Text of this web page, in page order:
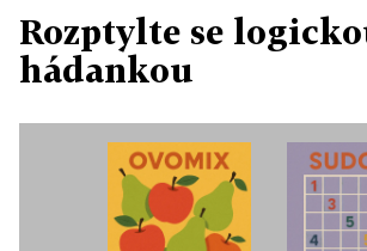
Rozptylte se
hádankou